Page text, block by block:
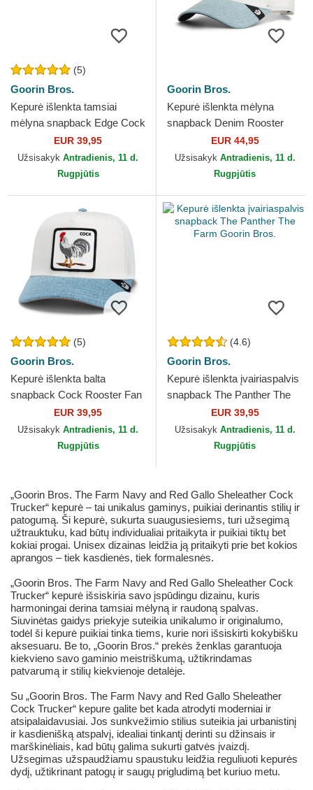
(5)
Goorin Bros.
Kepurė išlenkta tamsiai
mėlyna snapback Edge Cock
The Farm Goorin Bros.
EUR 39,95
Užsisakyk Antradienis, 11 d.
Rugpjūtis
Goorin Bros.
Kepurė išlenkta mėlyna
snapback Denim Rooster
The Farm Goorin Bros.
EUR 44,95
Užsisakyk Antradienis, 11 d.
Rugpjūtis
(5)
Goorin Bros.
Kepurė išlenkta balta
snapback Cock Rooster Fan
Institution Ball Club Global
Core Denim The Farm...
EUR 39,95
Užsisakyk Antradienis, 11 d.
Rugpjūtis
(4.6)
Goorin Bros.
Kepurė išlenkta įvairiaspalvis
snapback The Panther The
Farm Goorin Bros.
EUR 39,95
Užsisakyk Antradienis, 11 d.
Rugpjūtis
„Goorin Bros. The Farm Navy and Red Gallo Sheleather Cock
Trucker“ kepurė – tai unikalus gaminys, puikiai derinantis stilių ir
patogumą. Ši kepurė, sukurta suaugusiesiems, turi užsegimą
užtrauktuku, kad būtų individualiai pritaikyta ir puikiai tiktų bet
kokiai progai. Unisex dizainas leidžia ją pritaikyti prie bet kokios
aprangos – tiek kasdienės, tiek formalesnės.
„Goorin Bros. The Farm Navy and Red Gallo Sheleather Cock
Trucker“ kepurė išsiskiria savo įspūdingu dizainu, kuris
harmoningai derina tamsiai mėlyną ir raudoną spalvas.
Siuvinėtas gaidys priekyje suteikia unikalumo ir originalumo,
todėl ši kepurė puikiai tinka tiems, kurie nori išsiskirti kokybišku
aksesuaru. Be to, „Goorin Bros.“ prekės ženklas garantuoja
kiekvieno savo gaminio meistriškumą, užtikrindamas
patvarumą ir stilių kiekvienoje detalėje.
Su „Goorin Bros. The Farm Navy and Red Gallo Sheleather
Cock Trucker“ kepure galite bet kada atrodyti moderniai ir
atsipalaidavusiai. Jos sunkvežimio stilius suteikia jai urbanistinį
ir kasdienišką atspalvį, idealiai tinkantį derinti su džinsais ir
marškinėliais, kad būtų galima sukurti gatvės įvaizdį.
Užsegimas užspaudžiamu spaustuku leidžia reguliuoti kepurės
dydį, užtikrinant patogų ir saugų prigludimą bet kuriuo metu.